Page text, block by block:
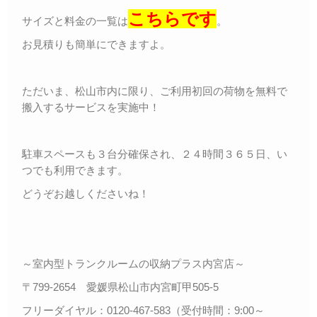
サイズと料金の一覧はこちらです。
お見積りも簡単にできますよ。
ただいま、松山市内に限り、ご利用初回の荷物を無料で
搬入するサービスを実施中！
駐車スペースも３台分確保され、２４時間３６５日、い
つでも利用できます。
どうぞお越しくださいね！
～室内型トランクルームの収納プラス内宮店～
〒799-2654 愛媛県松山市内宮町甲505-5
フリーダイヤル：0120-467-583（受付時間：9:00～